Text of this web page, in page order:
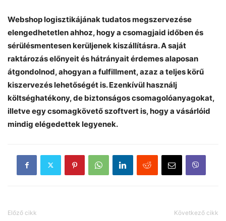
Webshop logisztikájának tudatos megszervezése
elengedhetetlen ahhoz, hogy a csomagjaid időben és
sérülésmentesen kerüljenek kiszállításra. A saját
raktározás előnyeit és hátrányait érdemes alaposan
átgondolnod, ahogyan a fulfillment, azaz a teljes körű
kiszervezés lehetőségét is. Ezenkívül használj
költséghatékony, de biztonságos csomagolóanyagokat,
illetve egy csomagkövető szoftvert is, hogy a vásárlóid
mindig elégedettek legyenek.
Előző cikk Következő cikk